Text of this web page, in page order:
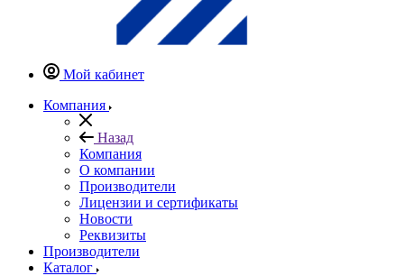
Мой кабинет
Компания
Назад
Компания
О компании
Производители
Лицензии и сертификаты
Новости
Реквизиты
Производители
Каталог